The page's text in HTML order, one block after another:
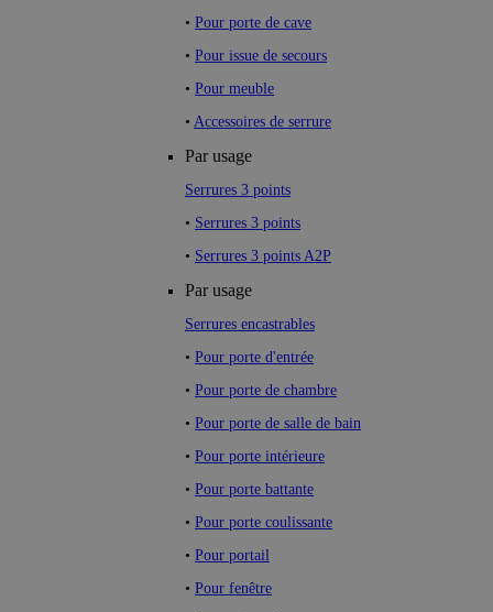
• Pour porte de cave
• Pour issue de secours
• Pour meuble
• Accessoires de serrure
Par usage
Serrures 3 points
• Serrures 3 points
• Serrures 3 points A2P
Par usage
Serrures encastrables
• Pour porte d'entrée
• Pour porte de chambre
• Pour porte de salle de bain
• Pour porte intérieure
• Pour porte battante
• Pour porte coulissante
• Pour portail
• Pour fenêtre